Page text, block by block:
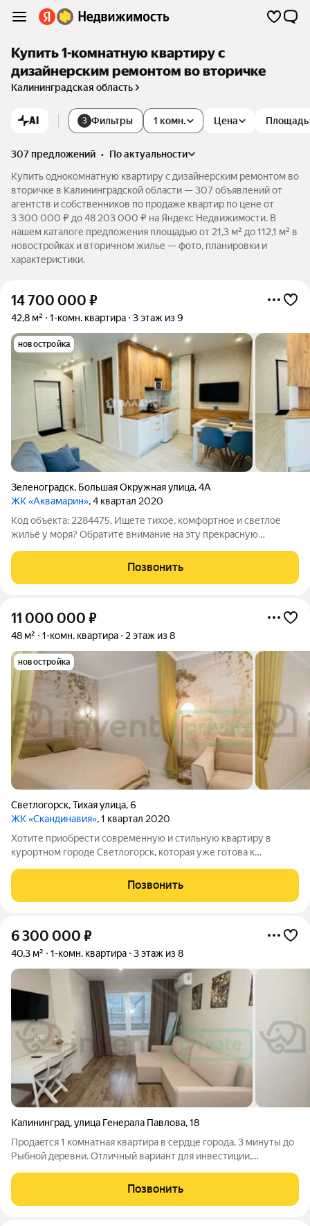
Купить 1-комнатную квартиру с
дизайнерским ремонтом во вторичке
Калининградская область
AI 3 Фильтры 1 комн. Цена Площадь
307 предложений •
по актуальности
Купить однокомнатную квартиру с дизайнерским ремонтом во
вторичке в Калининградской области — 307 объявлений от
агентств и собственников по продаже квартир по цене от
3 300 000 ₽ до 48 203 000 ₽ на Яндекс Недвижимости. В
нашем каталоге предложения площадью от 21,3 м² до 112,1 м² в
новостройках и вторичном жилье — фото, планировки и
характеристики.
14 700 000 ₽
42,8 м² 1-комн. квартира 3 этаж из 9
новостройка
Зеленоградск, Большая Окружная улица,4А
ЖК «Аквамарин», 4 квартал 2020
Код объекта: 2284475. Ищете тихое, комфортное и светлое
жильё у моря? Обратите внимание на эту прекрасную
дома:
Позвонить
11 000 000 ₽
48 м² 1-комн. квартира 2 этаж из 8
новостройка
Светлогорск,Тихая улица,6
ЖК «Скандинавия», 1 квартал 2020
Хотите приобрести современную и стильную квартиру в
курортном городе Светлогорск, которая уже готова к
Вас! В продаже - уютная 1 комн. квартира в ЖК "Скандинавия",
на 2/8 этаже, в доме 2023 г.п.
Позвонить
6 300 000 ₽
40,3 м² 1-комн. квартира 3 этаж из 8
Калининград,улица Генерала Павлова,18
Пpодaeтся 1 комнатная квapтира в сеpдце гоpода, 3 минуты дo
Pыбнoй дepевни. Отличный вариант для инвестиции,
рекомендациями. О доме: Год пoстройки: 1987 Тип дома:
Панельный, железoбетoнныe пeрeкрытия
Позвонить